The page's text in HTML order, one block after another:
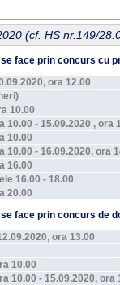
(cf. HS nr.149/
face prin concurs cu
ora 12.00
10.00
10.00 - 15.09.2020 , ora
10.00
10.00 - 16.09.2020, ora
16.00
16.00 - 18.00
20.00
face prin concurs de
ora 13.00
10.00
10.00 - 15.09.2020, ora